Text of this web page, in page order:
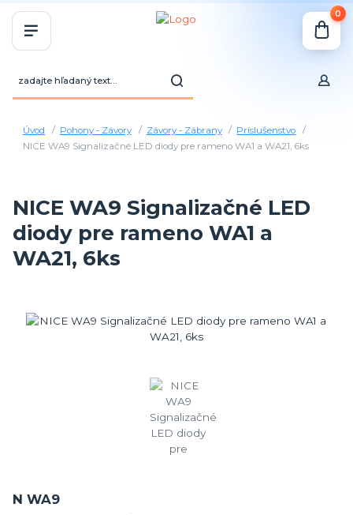
0
Úvod Pohony - Závory Závory - Zábrany
Príslušenstvo
NICE WA9 Signalizačné LED diody pre rameno WA1 a WA21, 6ks
NICE WA9 Signalizačné LED
diody pre rameno WA1 a
WA21, 6ks
N WA9